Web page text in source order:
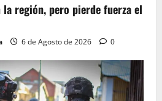
la región, pero pierde fuerza el
6 de Agosto de 2026 0